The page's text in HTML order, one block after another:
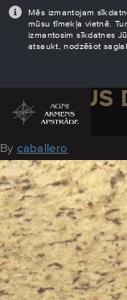
Mēs izmantojam
mūsu tīmekļa vietnē.
izmantosim sīkdatnes
atsaukt, nodzēšot
OLYMPUS
August 11, 2016
Bycaballero